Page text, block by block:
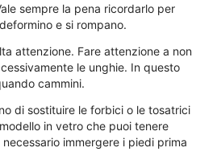
sempre la pena ricordarlo per
e si rompano.
attenzione. Fare attenzione a non
le unghie. In questo
cammini.
di sostituire le forbici o le tosatrici
in vetro che puoi tenere
immergere i piedi prima